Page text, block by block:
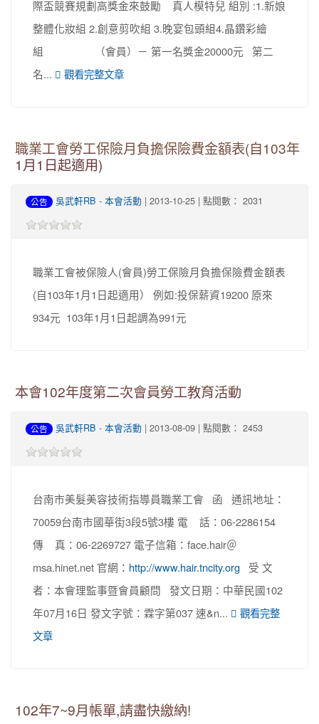
際盃競賽規劃高獎金來鼓勵 真人模特兒 組別 :1.新娘
整體化妝組 2.創意剪吹組 3.晚宴包頭組4.晶鑽彩繪
組 （會員）－ 第一名獎金20000元 第二
名...
觀看完整文章
職業工會勞工保險月負擔保險費金額表(自103年
1月1日起適用)
公告 吳武軒RB - 本會活動 | 2013-10-25 | 點閱數： 2031
職業工會被保險人(會員)勞工保險月負擔保險費金額表
(自103年1月1日起適用） 例如:投保薪資19200 原來
934元 103年1月1日起調為991元
本會102年度第二次會員勞工教育活動
公告 吳武軒RB - 本會活動 | 2013-08-09 | 點閱數： 2453
台南市美髮美容技術指導員職業工會 函 通訊地址：
70059台南市國華街3段5號3樓 電 話：06-2286154
傳 真：06-2269727 電子信箱：face.hair＠
msa.hinet.net 官網： http://www.hair.tncity.org 受 文
者：本會理監事暨會員顧問 發文日期：中華民國102
年07月16日 發文字號：霖字第037 速&n...
觀看完整
文章
102年7~9月帳單,請盡快繳納!